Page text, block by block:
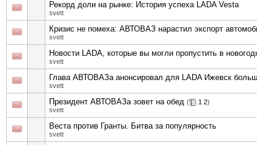
Рекорд доли на рынке: История успеха LADA Vesta
svett
Кризис не помеха: АВТОВАЗ нарастил экспорт
svett
Новости LADA, которые вы могли пропустить в
svett
Глава АВТОВАЗа анонсировал для LADA Ижевск
svett
Президент АВТОВАЗа зовет на обед ( 1 2)
svett
Веста против Гранты. Битва за популярность
svett